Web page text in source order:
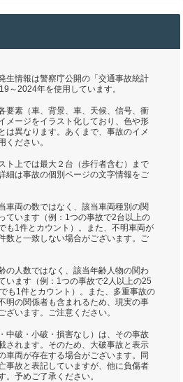
生情報は警察庁公開の「交通事故統計
～2024年を使用しています。
要素（車、背景、車、天候、信号、衝
メージをイラスト化しており、色や形
は異なります。あくまで、事故のイメ
ください。
ト上では最大２台（歩行者含む）まで
細は事故の個別ページの文字情報をご
車両の数ではなく、該当車両種別の関
ています（例：1つの事故で2台以上の
も1件とカウント）。また、不明車両が
数と一致しない場合がございます。ご
の人数ではなく、該当年齢人物の関わ
います（例：1つの事故で2人以上の25
も1件とカウント）。また、多重事故の
明の関係者も含まれるため、現実の事
います。ご注意ください。
中破・小破・損害なし）は、その事故
されます。そのため、大破事故と表示
車両が存在する場合がございます。同
事故と表記していますが、他に負傷者
。予めご了承ください。